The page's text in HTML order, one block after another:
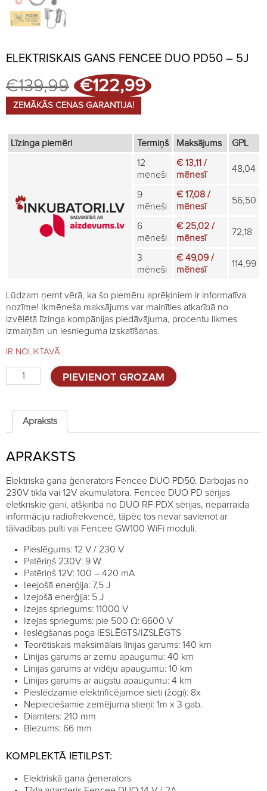
ELEKTRISKAIS GANS FENCEE DUO PD50 – 5J
€139,99 Original
price
was:
€139,99.
€122,99
ZEMĀKĀS CENAS GARANTIJA!
Līzinga piemēri Termiņš Maksājums GPL
12
mēneši
€ 13,11 /
mēnesī
48,04
9
mēneši
€ 17,08 /
mēnesī
56,50
6
mēneši
€ 25,02 /
mēnesī
72,18
3
mēneši
€ 49,09 /
mēnesī
114,99
Lūdzam ņemt vērā, ka šo piemēru aprēķiniem ir informatīva
nozīme! Ikmēneša maksājums var mainīties atkarībā no
izvēlētā līzinga kompānijas piedāvājuma, procentu likmes
izmaiņām un iesnieguma izskatīšanas.
IR NOLIKTAVĀ
Elektriskais
gans
DUO
PD50
-
quantity
PIEVIENOT GROZAM
Apraksts
APRAKSTS
Elektriskā gana ģenerators Fencee DUO PD50. Darbojas no
230V tīkla vai 12V akumulatora. Fencee DUO PD sērijas
eletkriskie gani, atšķirībā no DUO RF PDX sērijas, nepārraida
informāciju radiofrekvencē, tāpēc tos nevar savienot ar
tālvadības pulti vai Fencee GW100 WiFi moduli.
Pieslēgums: 12 V / 230 V
Patēriņš 230V: 9 W
Patēriņš 12V: 100 – 420 mA
Ieejošā enerģija: 7,5 J
Izejošā enerģija: 5 J
Izejas spriegums: 11000 V
Izejas spriegums: pie 500 Ω: 6600 V
Ieslēgšanas poga IESLĒGTS/IZSLĒGTS
Teorētiskais maksimālais līnijas garums: 140 km
Līnijas garums ar zemu apaugumu: 40 km
Līnijas garums ar vidēju apaugumu: 10 km
Līnijas garums ar augstu apaugumu: 4 km
Pieslēdzamie elektrificējamoe sieti (žogi): 8x
Nepieciešamie zemējuma stieņi: 1m x 3 gab.
Diamters: 210 mm
Biezums: 66 mm
KOMPLEKTĀ IETILPST:
Elektriskā gana ģenerators